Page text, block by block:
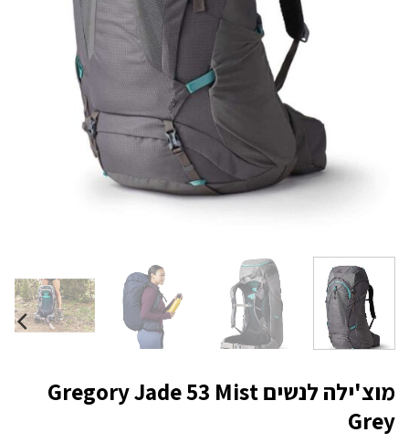
מוצ'ילה לנשים Gregory Jade 53 Mist
Grey